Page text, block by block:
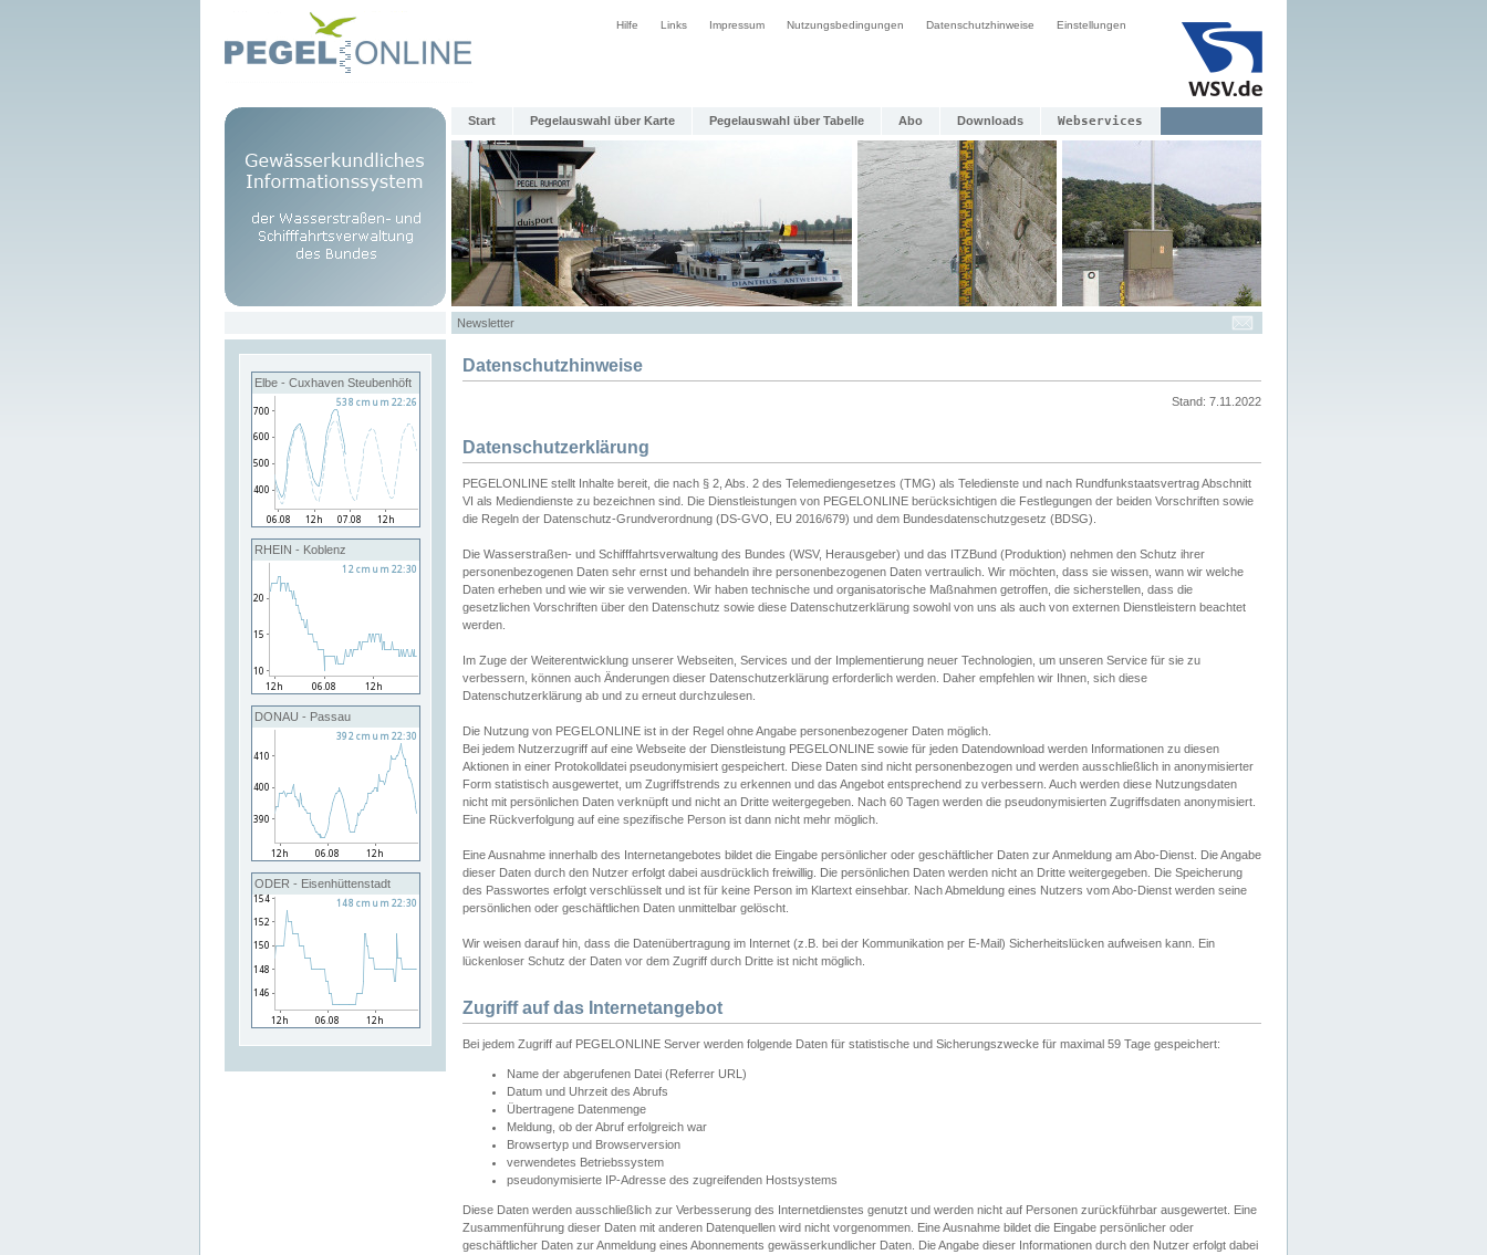
Hilfe Links Impressum Nutzungsbedingungen Datenschutzhinweise Einstellungen
Start Pegelauswahl über Karte Pegelauswahl über Tabelle Abo Downloads Webservices
Newsletter
Elbe - Cuxhaven Steubenhöft
RHEIN - Koblenz
DONAU - Passau
ODER - Eisenhüttenstadt
Datenschutzhinweise
Stand: 7.11.2022
Datenschutzerklärung
PEGELONLINE stellt Inhalte bereit, die nach § 2, Abs. 2 des Telemediengesetzes (TMG) als Teledienste und nach Rundfunkstaatsvertrag Abschnitt
VI als Mediendienste zu bezeichnen sind. Die Dienstleistungen von PEGELONLINE berücksichtigen die Festlegungen der beiden Vorschriften sowie
die Regeln der Datenschutz-Grundverordnung (DS-GVO, EU 2016/679) und dem Bundesdatenschutzgesetz (BDSG).
Die Wasserstraßen- und Schifffahrtsverwaltung des Bundes (WSV, Herausgeber) und das ITZBund (Produktion) nehmen den Schutz ihrer
personenbezogenen Daten sehr ernst und behandeln ihre personenbezogenen Daten vertraulich. Wir möchten, dass sie wissen, wann wir welche
Daten erheben und wie wir sie verwenden. Wir haben technische und organisatorische Maßnahmen getroffen, die sicherstellen, dass die
gesetzlichen Vorschriften über den Datenschutz sowie diese Datenschutzerklärung sowohl von uns als auch von externen Dienstleistern beachtet
werden.
Im Zuge der Weiterentwicklung unserer Webseiten, Services und der Implementierung neuer Technologien, um unseren Service für sie zu
verbessern, können auch Änderungen dieser Datenschutzerklärung erforderlich werden. Daher empfehlen wir Ihnen, sich diese
Datenschutzerklärung ab und zu erneut durchzulesen.
Die Nutzung von PEGELONLINE ist in der Regel ohne Angabe personenbezogener Daten möglich.
Bei jedem Nutzerzugriff auf eine Webseite der Dienstleistung PEGELONLINE sowie für jeden Datendownload werden Informationen zu diesen
Aktionen in einer Protokolldatei pseudonymisiert gespeichert. Diese Daten sind nicht personenbezogen und werden ausschließlich in anonymisierter
Form statistisch ausgewertet, um Zugriffstrends zu erkennen und das Angebot entsprechend zu verbessern. Auch werden diese Nutzungsdaten
nicht mit persönlichen Daten verknüpft und nicht an Dritte weitergegeben. Nach 60 Tagen werden die pseudonymisierten Zugriffsdaten anonymisiert.
Eine Rückverfolgung auf eine spezifische Person ist dann nicht mehr möglich.
Eine Ausnahme innerhalb des Internetangebotes bildet die Eingabe persönlicher oder geschäftlicher Daten zur Anmeldung am Abo-Dienst. Die Angabe
dieser Daten durch den Nutzer erfolgt dabei ausdrücklich freiwillig. Die persönlichen Daten werden nicht an Dritte weitergegeben. Die Speicherung
des Passwortes erfolgt verschlüsselt und ist für keine Person im Klartext einsehbar. Nach Abmeldung eines Nutzers vom Abo-Dienst werden seine
persönlichen oder geschäftlichen Daten unmittelbar gelöscht.
Wir weisen darauf hin, dass die Datenübertragung im Internet (z.B. bei der Kommunikation per E-Mail) Sicherheitslücken aufweisen kann. Ein
lückenloser Schutz der Daten vor dem Zugriff durch Dritte ist nicht möglich.
Zugriff auf das Internetangebot
Bei jedem Zugriff auf PEGELONLINE Server werden folgende Daten für statistische und Sicherungszwecke für maximal 59 Tage gespeichert:
Name der abgerufenen Datei (Referrer URL)
Datum und Uhrzeit des Abrufs
Übertragene Datenmenge
Meldung, ob der Abruf erfolgreich war
Browsertyp und Browserversion
verwendetes Betriebssystem
pseudonymisierte IP-Adresse des zugreifenden Hostsystems
Diese Daten werden ausschließlich zur Verbesserung des Internetdienstes genutzt und werden nicht auf Personen zurückführbar ausgewertet. Eine
Zusammenführung dieser Daten mit anderen Datenquellen wird nicht vorgenommen. Eine Ausnahme bildet die Eingabe persönlicher oder
geschäftlicher Daten zur Anmeldung eines Abonnements gewässerkundlicher Daten. Die Angabe dieser Informationen durch den Nutzer erfolgt dabei